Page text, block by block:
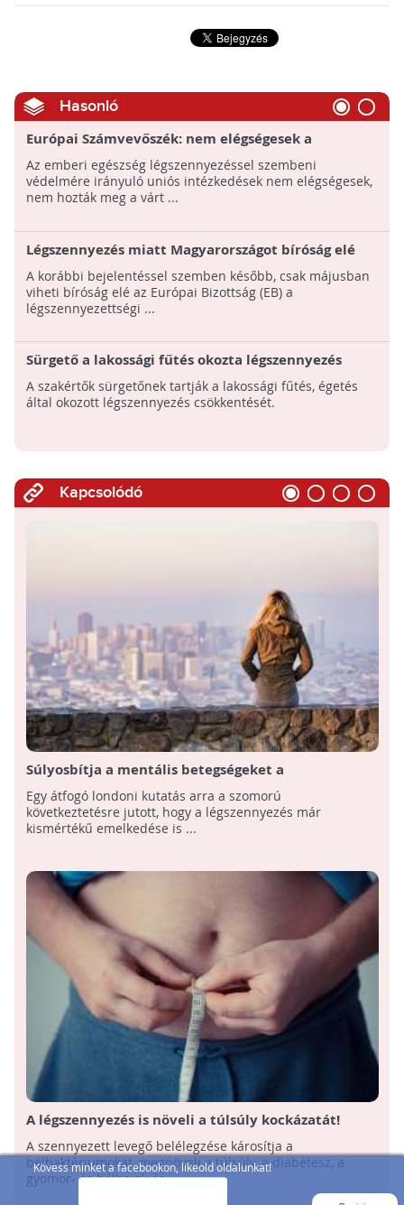
Kövess minket a facebookon, likeold oldalunkat!
Hasonló
Európai Számvevőszék: nem elégségesek a
légszennyezés elleni uniós intézkedések
Az emberi egészség légszennyezéssel szembeni
védelmére irányuló uniós intézkedések nem elégségesek,
nem hozták meg a várt ...
Légszennyezés miatt Magyarországot bíróság elé
idézheti az EB májusban
A korábbi bejelentéssel szemben később, csak májusban
viheti bíróság elé az Európai Bizottság (EB) a
légszennyezettségi ...
Sürgető a lakossági fűtés okozta légszennyezés
csökkentése
A szakértők sürgetőnek tartják a lakossági fűtés, égetés
által okozott légszennyezés csökkentését.
Kapcsolódó
Súlyosbítja a mentális betegségeket a
légszennyezés
Egy átfogó londoni kutatás arra a szomorú
következtetésre jutott, hogy a légszennyezés már
kismértékű emelkedése is ...
A légszennyezés is növeli a túlsúly kockázatát!
A szennyezett levegő belélegzése károsítja a
bélbaktériumokat, megnöveli a túlsúly, a diabétesz, a
gyomor- és bélbajok és ...